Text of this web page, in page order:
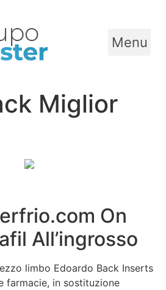
Menu
Miglior
On
All’ingrosso
limbo Edoardo Back Inserts
farmacie, in sostituzione